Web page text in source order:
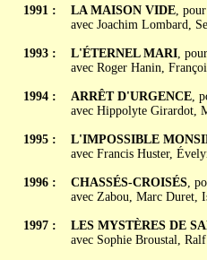
1991 :
1993 :
1994 :
1995 :
1996 :
1997 :
LA MAISON VIDE,
avec Joachim Lombard,
L'ÉTERNEL MARI,
avec Roger Hanin,
ARRÊT D'URGENCE,
avec Hippolyte Girardot,
L'IMPOSSIBLE
avec Francis Huster,
CHASSÉS-CROISÉS,
avec Zabou, Marc Duret,
LES MYSTÈRES DE
avec Sophie Broustal,